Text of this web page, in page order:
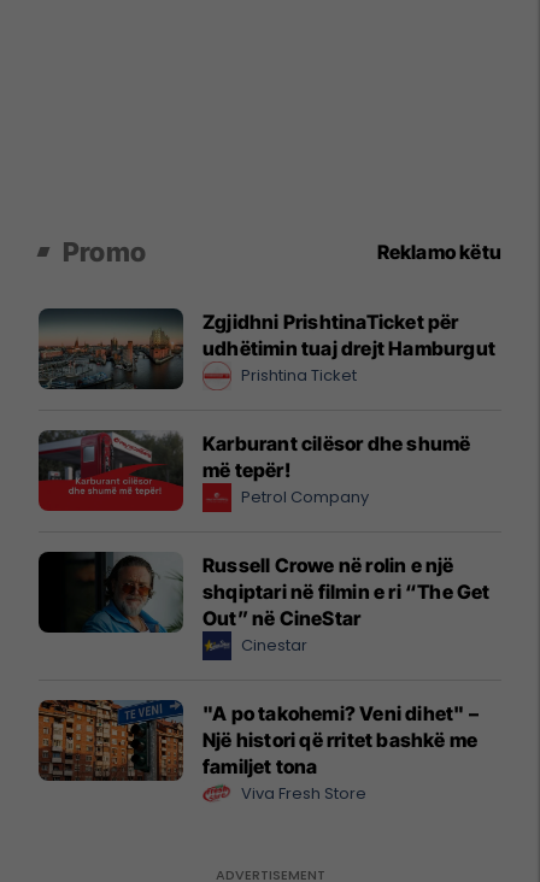
Promo Reklamo këtu
Zgjidhni PrishtinaTicket për
udhëtimin tuaj drejt Hamburgut
Prishtina Ticket
Karburant cilësor dhe shumë
më tepër!
Petrol Company
Russell Crowe në rolin e një
shqiptari në filmin e ri “The Get
Out” në CineStar
Cinestar
"A po takohemi? Veni dihet" –
Një histori që rritet bashkë me
familjet tona
Viva Fresh Store